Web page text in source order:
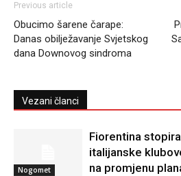
Previous article
Obucimo šarene čarape:
Danas obilježavanje Svjetskog
dana Downovog sindroma
Vezani članci
Nogomet
Fiorentina
italijanske
na promjenu